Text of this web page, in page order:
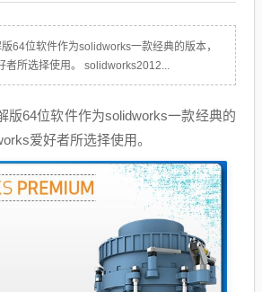
64位软件作为solidworks一款经典的版本，
者所选择使用。 solidworks2012...
版64位软件作为solidworks一款经典的
爱好者所选择使用。